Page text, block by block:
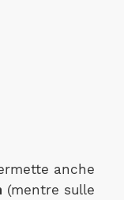
anche
(mentre sulle